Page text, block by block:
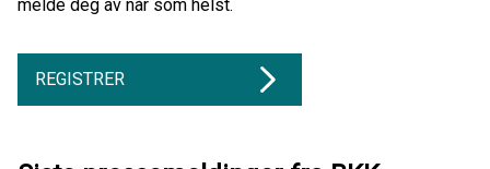
melde deg av når som helst.
REGISTRER